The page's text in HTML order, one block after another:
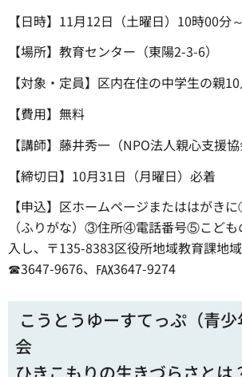
【日時】11月12日（土曜日）10時00分
【場所】教育センター（東陽2-3-6）
【対象・定員】区内在住の中学生の親10
【費用】無料
【講師】藤井秀一（NPO法人親心支援協
【締切日】10月31日（月曜日）必着
【申込】区ホームページまたははがき
（ふりがな）③住所④電話番号⑤こども
入し、〒135-8383区役所地域教育課地
☎3647-9676、℻3647-9274
こうとうゆーすてっぷ（青
会
ひきこもりの生きづらさとは